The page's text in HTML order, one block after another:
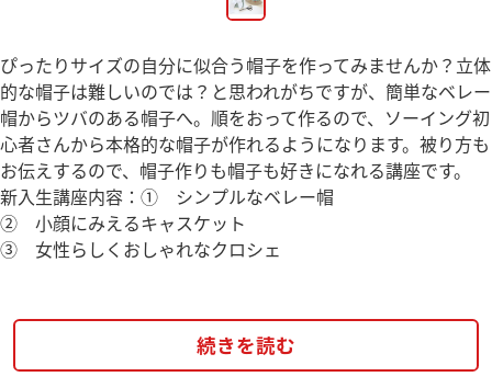
ぴったりサイズの自分に似合う帽子を作ってみませんか？立体
的な帽子は難しいのでは？と思われがちですが、簡単なベレー
帽からツバのある帽子へ。順をおって作るので、ソーイング初
心者さんから本格的な帽子が作れるようになります。被り方も
お伝えするので、帽子作りも帽子も好きになれる講座です。
新入生講座内容：① シンプルなベレー帽
② 小顔にみえるキャスケット
③ 女性らしくおしゃれなクロシェ
続きを読む